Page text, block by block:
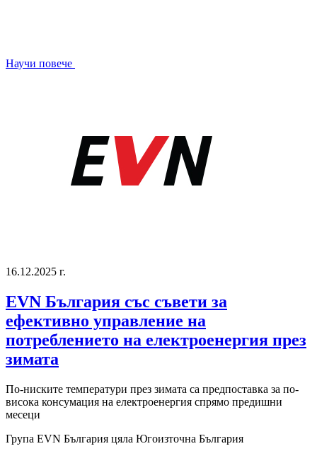
Научи повече
16.12.2025 г.
ЕVN България със съвети за
ефективно управление на
потреблението на електроенергия през
зимата
По-ниските температури през зимата са предпоставка за по-
висока консумация на електроенергия спрямо предишни
месеци
Група EVN България цяла Югоизточна България